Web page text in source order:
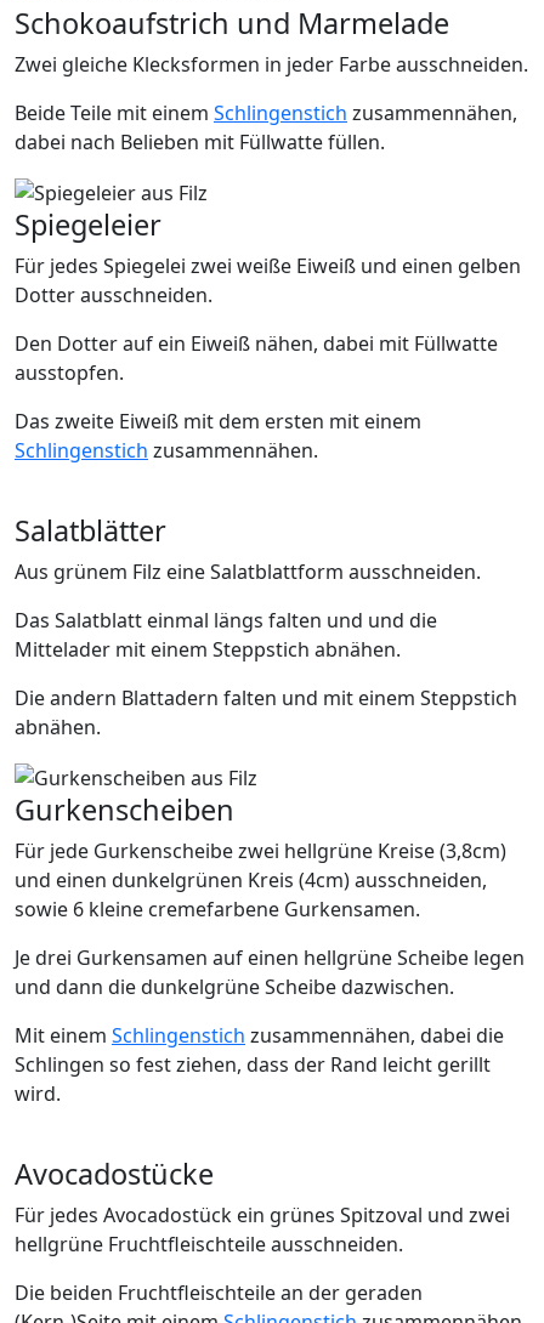
Schokoaufstrich und Marmelade
Zwei gleiche Klecksformen in jeder Farbe ausschneiden.
Beide Teile mit einem Schlingenstich zusammennähen,
dabei nach Belieben mit Füllwatte füllen.
Spiegeleier
Für jedes Spiegelei zwei weiße Eiweiß und einen gelben
Dotter ausschneiden.
Den Dotter auf ein Eiweiß nähen, dabei mit Füllwatte
ausstopfen.
Das zweite Eiweiß mit dem ersten mit einem
Schlingenstich zusammennähen.
Salatblätter
Aus grünem Filz eine Salatblattform ausschneiden.
Das Salatblatt einmal längs falten und und die
Mittelader mit einem Steppstich abnähen.
Die andern Blattadern falten und mit einem Steppstich
abnähen.
Gurkenscheiben
Für jede Gurkenscheibe zwei hellgrüne Kreise (3,8cm)
und einen dunkelgrünen Kreis (4cm) ausschneiden,
sowie 6 kleine cremefarbene Gurkensamen.
Je drei Gurkensamen auf einen hellgrüne Scheibe legen
und dann die dunkelgrüne Scheibe dazwischen.
Mit einem Schlingenstich zusammennähen, dabei die
Schlingen so fest ziehen, dass der Rand leicht gerillt
wird.
Avocadostücke
Für jedes Avocadostück ein grünes Spitzoval und zwei
hellgrüne Fruchtfleischteile ausschneiden.
Die beiden Fruchtfleischteile an der geraden